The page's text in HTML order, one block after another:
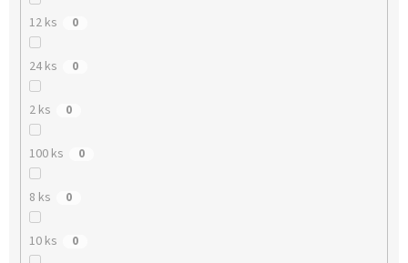
12 ks 0
24 ks 0
2 ks 0
100 ks 0
8 ks 0
10 ks 0